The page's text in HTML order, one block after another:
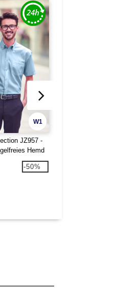
W1
JZ957 -
Hemd
-50%